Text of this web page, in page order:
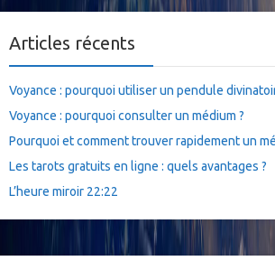
Articles récents
Voyance : pourquoi utiliser un pendule
Voyance : pourquoi consulter un médium ?
Pourquoi et comment trouver rapidement un
Les tarots gratuits en ligne : quels avantages ?
L’heure miroir 22:22